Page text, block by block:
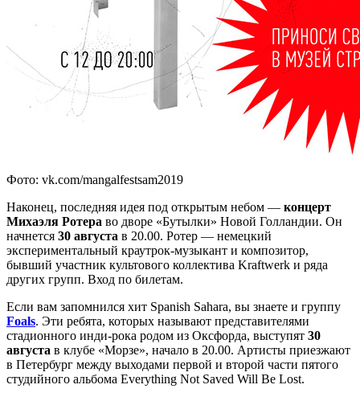
Фото: vk.com/mangalfestsam2019
Наконец, последняя идея под открытым небом — концерт
Михаэля Ротера во дворе «Бутылки» Новой Голландии. Он
начнется 30 августа в 20.00. Ротер — немецкий
экспериментальный краутрок-музыкант и композитор,
бывший участник культового коллектива Kraftwerk и ряда
других групп. Вход по билетам.
Если вам запомнился хит Spanish Sahara, вы знаете и группу
Foals. Эти ребята, которых называют представителями
стадионного инди-рока родом из Оксфорда, выступят 30
августа в клубе «Морзе», начало в 20.00. Артисты приезжают
в Петербург между выходами первой и второй части пятого
студийного альбома Everything Not Saved Will Be Lost.